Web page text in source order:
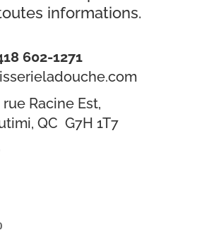
informations.
602-1271
rue Racine Est,
QC G7H 1T7